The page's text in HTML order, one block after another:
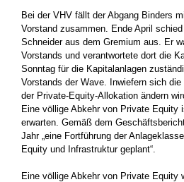
Bei der VHV fällt der Abgang Binders
Vorstand zusammen. Ende April
Schneider aus dem Gremium aus. Er
Vorstands und verantwortete dort die
Sonntag für die Kapitalanlagen
Vorstands der Wave. Inwiefern sich
der Private-Equity-Allokation ändern
Eine völlige Abkehr von Private Equity
erwarten. Gemäß dem
Jahr „eine Fortführung der
Equity und Infrastruktur geplant“.
Eine völlige Abkehr von Private Equity